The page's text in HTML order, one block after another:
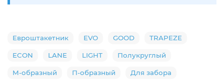
Евроштакетник EVO GOOD TRAPEZE
ECON LANE LIGHT Полукруглый
М-образный П-образный Для забора